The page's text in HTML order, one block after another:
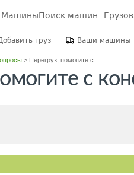
МашиныПоиск машин
груз Ваши машины
> Перегруз, помогите с...
с